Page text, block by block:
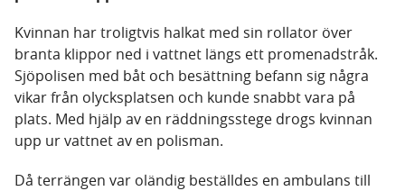
Kvinnan har troligtvis halkat med sin rollator över
branta klippor ned i vattnet längs ett promenadstråk.
Sjöpolisen med båt och besättning befann sig några
vikar från olycksplatsen och kunde snabbt vara på
plats. Med hjälp av en räddningsstege drogs kvinnan
upp ur vattnet av en polisman.
Då terrängen var oländig beställdes en ambulans till